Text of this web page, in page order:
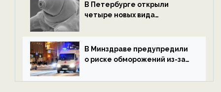
В Петербурге открыли
четыре новых вида
экологии на ECOportal
В Минздраве предупредили
о риске обморожений из-за
на ECOportal